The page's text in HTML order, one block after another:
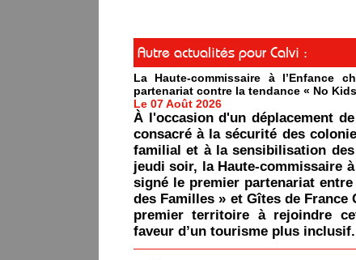
Autre actualités pour Calvi :
La Haute-commissaire à l’Enfance
partenariat contre la tendance « No
Le 07 Août 2026
À l'occasion d'un déplacement
consacré à la sécurité des
familial et à la sensibilisation
jeudi soir, la Haute-commissaire
signé le premier partenariat
des Familles » et Gîtes de
premier territoire à rejoindre
faveur d’un tourisme plus inclusif.